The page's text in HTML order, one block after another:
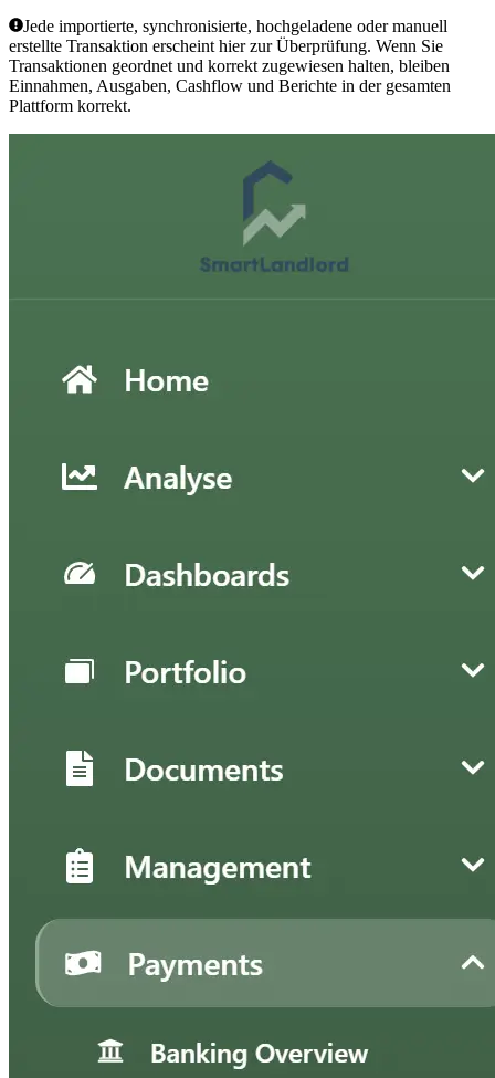
Jede importierte, synchronisierte, hochgeladene oder manuell
erstellte Transaktion erscheint hier zur Überprüfung. Wenn Sie
Transaktionen geordnet und korrekt zugewiesen halten, bleiben
Einnahmen, Ausgaben, Cashflow und Berichte in der gesamten
Plattform korrekt.